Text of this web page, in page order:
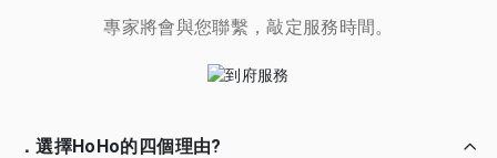
專家將會與您聯繫，敲定服務時間。
．選擇HoHo的四個理由?